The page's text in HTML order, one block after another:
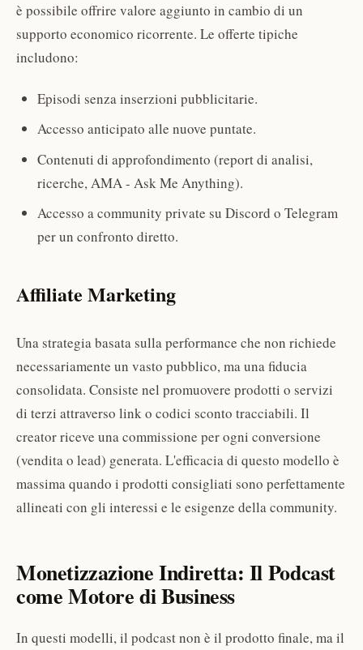
è possibile offrire valore aggiunto in cambio di un
supporto economico ricorrente. Le offerte tipiche
includono:
Episodi senza inserzioni pubblicitarie.
Accesso anticipato alle nuove puntate.
Contenuti di approfondimento (report di analisi,
ricerche, AMA - Ask Me Anything).
Accesso a community private su Discord o Telegram
per un confronto diretto.
Affiliate Marketing
Una strategia basata sulla performance che non richiede
necessariamente un vasto pubblico, ma una fiducia
consolidata. Consiste nel promuovere prodotti o servizi
di terzi attraverso link o codici sconto tracciabili. Il
creator riceve una commissione per ogni conversione
(vendita o lead) generata. L'efficacia di questo modello è
massima quando i prodotti consigliati sono perfettamente
allineati con gli interessi e le esigenze della community.
Monetizzazione Indiretta: Il Podcast
come Motore di Business
In questi modelli, il podcast non è il prodotto finale, ma il